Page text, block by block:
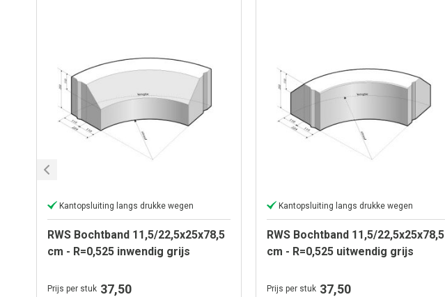
Kantopsluiting langs drukke wegen
RWS Bochtband 11,5/22,5x25x78,5
cm - R=0,525 inwendig grijs
Prijs per stuk 37,50
Kantopsluiting langs drukke wegen
RWS Bochtband 11,5/22,5x25x78,5
cm - R=0,525 uitwendig grijs
Prijs per stuk 37,50